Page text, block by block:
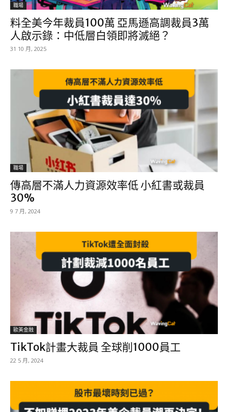
職場
料全美今年裁員100萬 亞馬遜高調裁員3萬
人啟示錄：中低層白領即將滅絕？
31 10 月, 2025
職場
傳高層不滿人力資源效率低 小紅書或裁員
30%
9 7 月, 2024
歐美金融
TikTok計畫大裁員 全球削1000員工
22 5 月, 2024